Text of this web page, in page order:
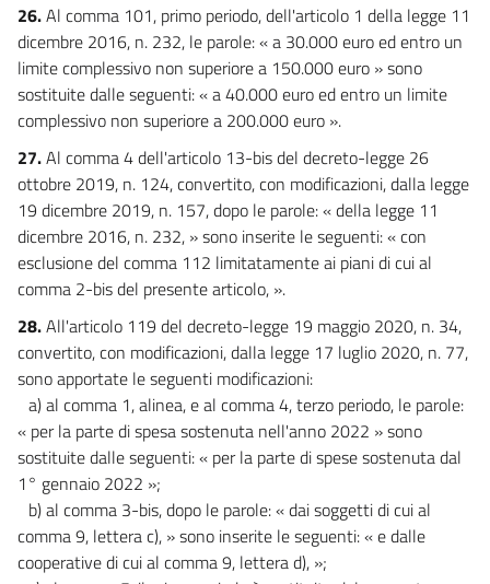
26.Al comma 101, primo periodo, dell'articolo 1 della legge 11
dicembre 2016, n. 232, le parole: « a 30.000 euro ed entro un
limite complessivo non superiore a 150.000 euro » sono
sostituite dalle seguenti: « a 40.000 euro ed entro un limite
complessivo non superiore a 200.000 euro ».
27.Al comma 4 dell'articolo 13-bis del decreto-legge 26
ottobre 2019, n. 124, convertito, con modificazioni, dalla legge
19 dicembre 2019, n. 157, dopo le parole: « della legge 11
dicembre 2016, n. 232, » sono inserite le seguenti: « con
esclusione del comma 112 limitatamente ai piani di cui al
comma 2-bis del presente articolo, ».
28.All'articolo 119 del decreto-legge 19 maggio 2020, n. 34,
convertito, con modificazioni, dalla legge 17 luglio 2020, n. 77,
sono apportate le seguenti modificazioni:
a) al comma 1, alinea, e al comma 4, terzo periodo, le parole:
« per la parte di spesa sostenuta nell'anno 2022 » sono
sostituite dalle seguenti: « per la parte di spese sostenuta dal
1° gennaio 2022 »;
b) al comma 3-bis, dopo le parole: « dai soggetti di cui al
comma 9, lettera c), » sono inserite le seguenti: « e dalle
cooperative di cui al comma 9, lettera d), »;